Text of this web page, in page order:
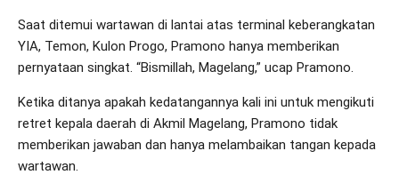
Saat ditemui wartawan di lantai atas terminal keberangkatan
YIA, Temon, Kulon Progo, Pramono hanya memberikan
pernyataan singkat. “Bismillah, Magelang,” ucap Pramono.
Ketika ditanya apakah kedatangannya kali ini untuk mengikuti
retret kepala daerah di Akmil Magelang, Pramono tidak
memberikan jawaban dan hanya melambaikan tangan kepada
wartawan.